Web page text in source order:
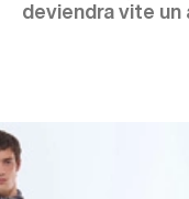
deviendra vite un